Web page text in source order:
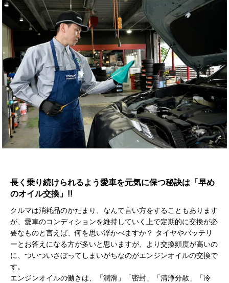
長く乗り続けられるよう愛車を元気に保つ秘訣は「早め
のオイル交換」!!
クルマは消耗品のかたまり、なんて言い方をすることもあります
が、愛車のコンディションを維持していく上で定期的に交換が必
要なものと言えば、何を思い浮かべますか？ タイヤやバッテリ
ーとお答えになる方が多いと思いますが、より交換頻度が高いの
に、ついついさぼってしまいがちなのがエンジンオイルの交換で
す。
エンジンオイルの働きは、「潤滑」「密封」「清浄分散」「冷